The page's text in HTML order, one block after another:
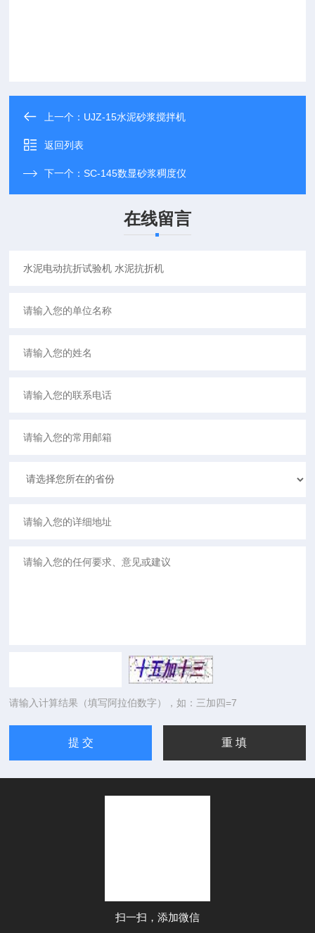
上一个： UJZ-15水泥砂浆搅拌机
返回列表
下一个：SC-145数显砂浆稠度仪
在线留言
请输入计算结果（填写阿拉伯数字），如：三加四=7
扫一扫，添加微信